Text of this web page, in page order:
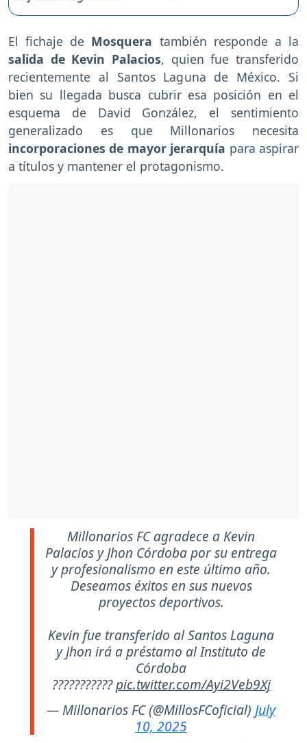
El fichaje de Mosquera también responde a la
salida de Kevin Palacios, quien fue transferido
recientemente al Santos Laguna de México. Si
bien su llegada busca cubrir esa posición en el
esquema de David González, el sentimiento
generalizado es que Millonarios necesita
incorporaciones de mayor jerarquía para aspirar
a títulos y mantener el protagonismo.
Millonarios FC agradece a Kevin
Palacios y Jhon Córdoba por su entrega
y profesionalismo en este último año.
Deseamos éxitos en sus nuevos
proyectos deportivos.
Kevin fue transferido al Santos Laguna
y Jhon irá a préstamo al Instituto de
Córdoba
???????????pic.twitter.com/Ayi2Veb9Xj
— Millonarios FC (@MillosFCoficial) July
10, 2025